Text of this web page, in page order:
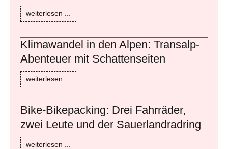
weiterlesen ...
Klimawandel in den Alpen: Transalp-
Abenteuer mit Schattenseiten
weiterlesen ...
Bike-Bikepacking: Drei Fahrräder,
zwei Leute und der Sauerlandradring
weiterlesen ...